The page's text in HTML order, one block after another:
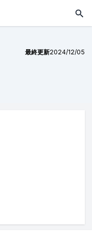
最終更新2024/12/05